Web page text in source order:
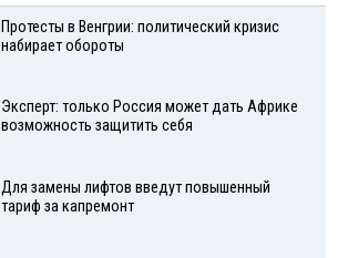
Протесты в Венгрии: политический кризис
набирает обороты
Эксперт: только Россия может дать Африке
возможность защитить себя
Для замены лифтов введут повышенный
тариф за капремонт